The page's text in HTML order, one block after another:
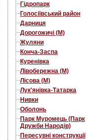
Гідропарк
Голосіївський район
Дарниця
Дорогожичі (М)
Жуляни
Конча-Заспа
Куренівка
Лівобережна (М)
Лісова (М)
Лук'янівка-Татарка
Нивки
Оболонь
Парк Муромець (Парк
Дружби Народів)
Пересувні конструкції